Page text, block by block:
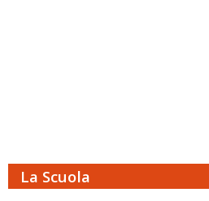
La Scuola